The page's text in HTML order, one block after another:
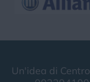
Un'idea di